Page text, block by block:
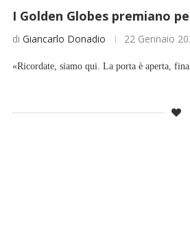
I Golden Globes premiano
diGiancarlo Donadio 22 Gennaio
«Ricordate, siamo qui. La porta è aperta,